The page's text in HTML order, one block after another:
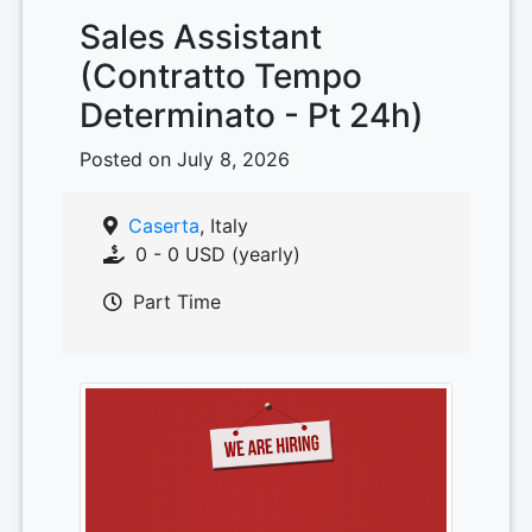
Sales Assistant
(Contratto Tempo
Determinato - Pt 24h)
Posted on July 8, 2026
Caserta, Italy
0 - 0 USD (yearly)
Part Time